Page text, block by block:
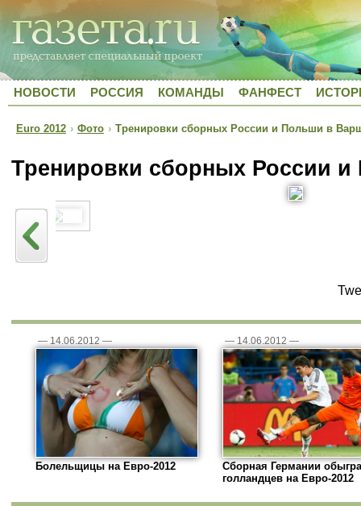
НОВОСТИ РОССИЯ КОМАНДЫ ФАНФЕСТ
Euro 2012 › Фото › Тренировки сборных России и Польши в
Тренировки сборных России
— 14.06.2012 —
Болельщицы на Евро-2012
— 14.06.2012 —
Сборная Германии
голландцев на Евро-2012